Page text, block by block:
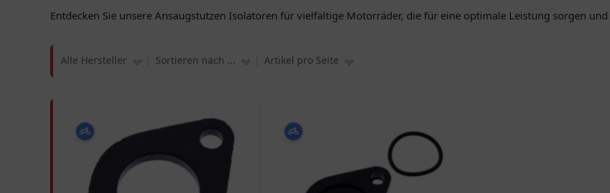
Entdecken Sie unsere Ansaugstutzen Isolatoren für vielfältige Motorräder, die für eine optimale Leistung sorgen
Alle Hersteller Sortieren nach ... Artikel pro Seite